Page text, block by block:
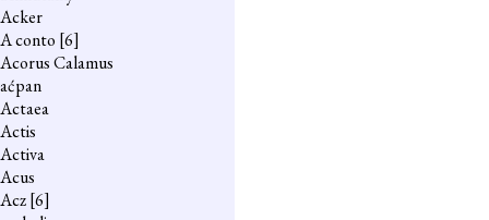
Acker
A conto [6]
Acorus Calamus
aćpan
Actaea
Actis
Activa
Acus
Acz[6]